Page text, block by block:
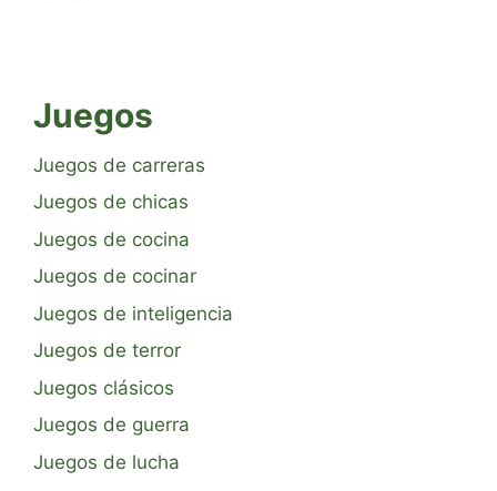
Juegos
Juegos de carreras
Juegos de chicas
Juegos de cocina
Juegos de cocinar
Juegos de inteligencia
Juegos de terror
Juegos clásicos
Juegos de guerra
Juegos de lucha